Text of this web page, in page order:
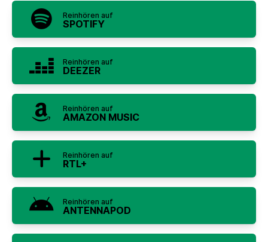
Reinhören auf
SPOTIFY
Reinhören auf
DEEZER
Reinhören auf
AMAZON MUSIC
Reinhören auf
RTL+
Reinhören auf
ANTENNAPOD